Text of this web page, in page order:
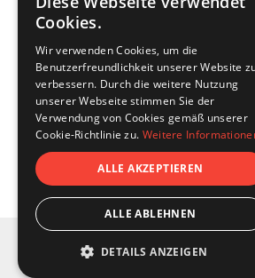
Freitag 8:00 - 15:00 Uhr
Telefon
+49 821 4208508-0
E-Mail schreiben
dellfix GmbH
Porschestraße 3
86368 Gersthofen
Vernetzen Sie sich mit uns
Kontakt|
Cookies.
Wir verwenden Cookies, um die
Benutzerfreundlichkeit unserer Website
verbessern. Durch die weitere Nutzung
unserer Webseite stimmen Sie der
Verwendung von Cookies gemäß unserer
Cookie-Richtlinie zu. Weitere
ALLE AKZEPTIEREN
ALLE ABLEHNEN
DETAILS ANZEIGEN